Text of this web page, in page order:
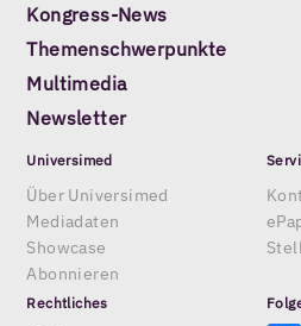
Kongress-News
Themenschwerpunkte
Multimedia
Newsletter
Universimed
Über Universimed
Mediadaten
Showcase
Abonnieren
Rechtliches